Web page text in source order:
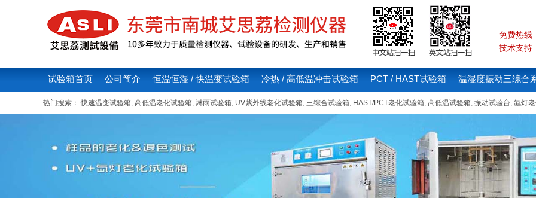
免费热线
技术支持
试验箱首页 公司简介 恒温恒湿 / 快温变试验箱 冷热 / 高低温冲击试验箱 PCT / HAST试验箱 温湿度振动三综合
热门搜索：快速温变试验箱, 高低温老化试验箱, 淋雨试验箱, UV紫外线老化试验箱, 三综合试验箱, HAST/PCT老化试验箱, 高低温试验箱, 振动试验台, 氙灯